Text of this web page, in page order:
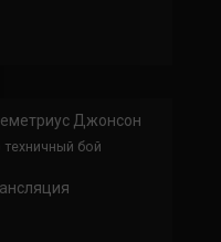
Джонсон
техничный бой